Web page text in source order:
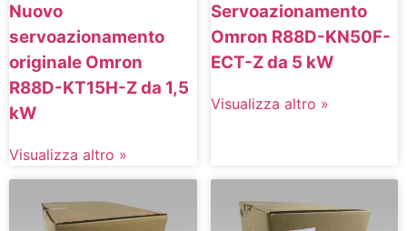
Nuovo
servoazionamento
originale Omron
R88D-KT15H-Z da 1,5
kW
Visualizza altro »
Servoazionamento
Omron R88D-KN50F-
ECT-Z da 5 kW
Visualizza altro »